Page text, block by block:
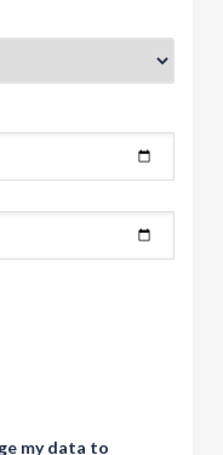
my data to